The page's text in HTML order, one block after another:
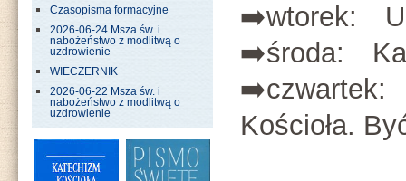
Czasopisma formacyjne
2026-06-24 Msza św. i
nabożeństwo z modlitwą o
uzdrowienie
WIECZERNIK
2026-06-22 Msza św. i
nabożeństwo z modlitwą o
uzdrowienie
➡️wtorek:
➡️środa:
➡️czwartek:
Kościoła.